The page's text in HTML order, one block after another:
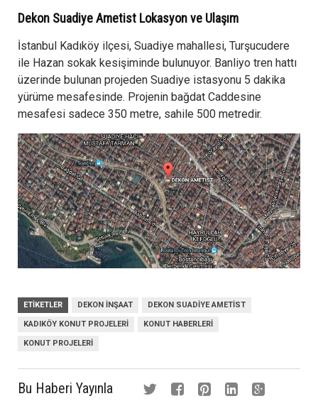
Dekon Suadiye Ametist Lokasyon ve Ulaşım
İstanbul Kadıköy ilçesi, Suadiye mahallesi, Turşucudere
ile Hazan sokak kesişiminde bulunuyor. Banliyo tren hattı
üzerinde bulunan projeden Suadiye istasyonu 5 dakika
yürüme mesafesinde. Projenin bağdat Caddesine
mesafesi sadece 350 metre, sahile 500 metredir.
ETIKETLER DEKON İNŞAAT DEKON SUADIYE AMETIST
KADIKÖY KONUT PROJELERI KONUT HABERLERI
KONUT PROJELERI
Bu Haberi Yayınla